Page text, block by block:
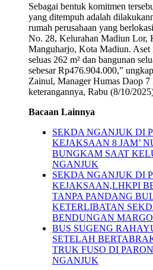
Sebagai bentuk komitmen
yang ditempuh adalah
rumah perusahaan yang
No. 28, Kelurahan Madiun Lor,
Manguharjo, Kota Madiun. Aset
seluas 262 m² dan bangunan
sebesar Rp476.904.000,”
Zainul, Manager Humas Daop
keterangannya, Rabu (8/10/
Bacaan Lainnya
SEKDA NGANJUK DI
KEJAKSAAN 8 JAM’
BUNGKAM SAAT
NGANJUK
SEKDA NGANJUK DI
KEJAKSAAN,LHKPI
TANPA PANDANG
KETERLIBATAN
BENDUNGAN
BUS SUGENG
SETELAH
TRUK FUSO DI
NGANJUK